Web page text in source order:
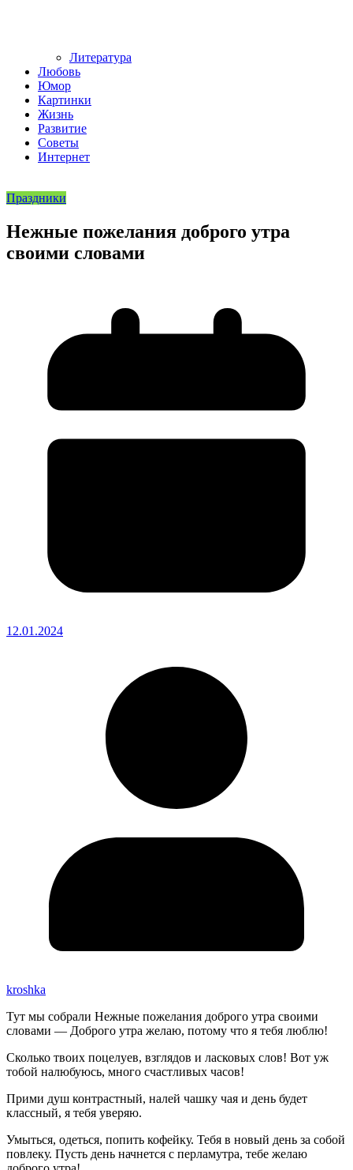
Литература
Любовь
Юмор
Картинки
Жизнь
Развитие
Советы
Интернет
Праздники
Нежные пожелания доброго утра
своими словами
12.01.2024
kroshka
Тут мы собрали Нежные пожелания доброго утра своими
словами — Доброго утра желаю, потому что я тебя люблю!
Сколько твоих поцелуев, взглядов и ласковых слов! Вот уж
тобой налюбуюсь, много счастливых часов!
Прими душ контрастный, налей чашку чая и день будет
классный, я тебя уверяю.
Умыться, одеться, попить кофейку. Тебя в новый день за собой
повлеку. Пусть день начнется с перламутра, тебе желаю